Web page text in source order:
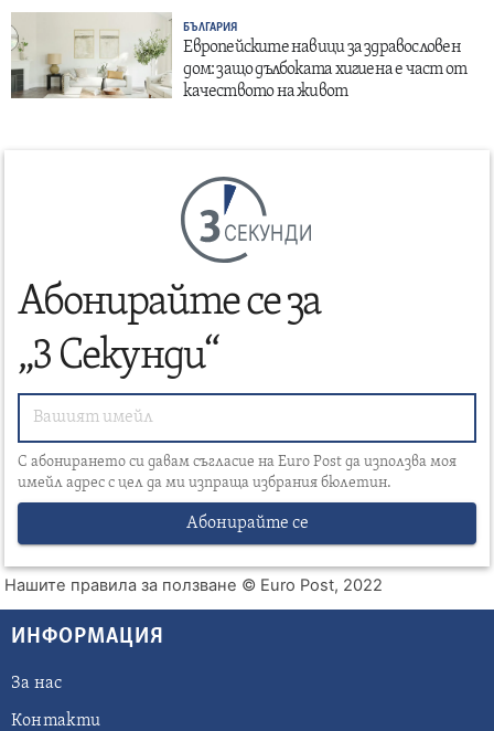
БЪЛГАРИЯ
Европейските навици за здравословен
дом: защо дълбоката хигиена е част от
качеството на живот
СЕКУНДИ
Абонирайте се за
„3 Секунди“
С абонирането си давам съгласие на Euro Post да използва моя
имейл адрес с цел да ми изпраща избрания бюлетин.
Абонирайте се
Нашите правила за ползване © Euro Post, 2022
ИНФОРМАЦИЯ
За нас
Контакти